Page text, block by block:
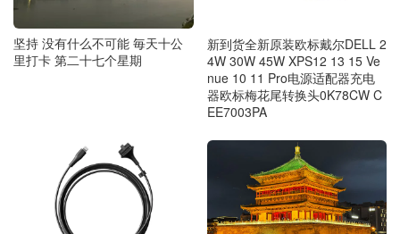
坚持 没有什么不可能 毎天十公
里打卡 第二十七个星期
新到货全新原装欧标戴尔DELL 2
4W 30W 45W XPS12 13 15 Ve
nue 10 11 Pro电源适配器充电
器欧标梅花尾转换头0K78CW C
EE7003PA